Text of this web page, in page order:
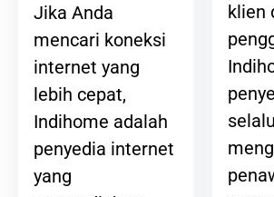
Jika Anda
mencari koneksi
internet yang
lebih cepat,
Indihome adalah
penyedia internet
yang
klien
selalu